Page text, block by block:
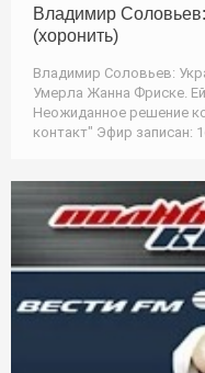
Владимир
(хоронить)
Владимир Соловьев:
Умерла Жанна Фриске.
Неожиданное решение
контакт" Эфир записан: